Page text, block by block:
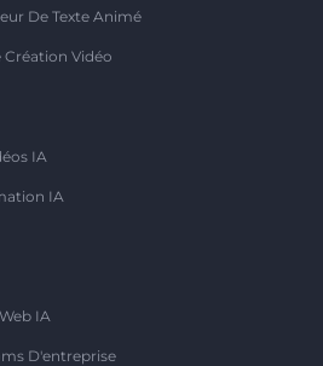
De Texte Animé
Création Vidéo
IA
IA
IA
D'entreprise